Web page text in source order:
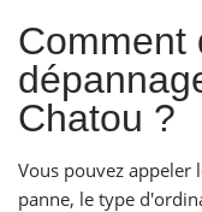
Comment
Chatou ?
Vous pouvez appeler
panne, le type